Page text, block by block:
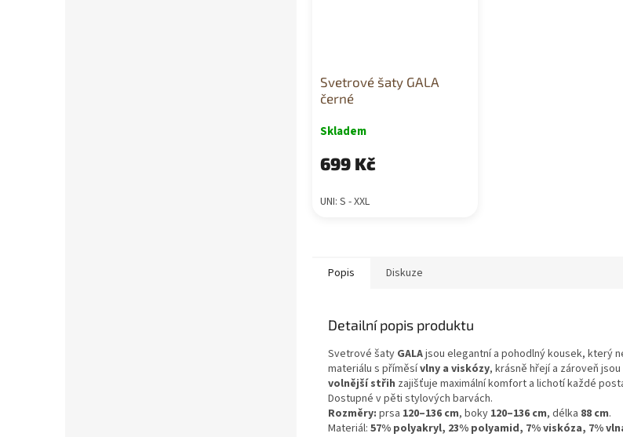
Svetrové šaty GALA
černé
Skladem
699 Kč
UNI: S - XXL
Popis Diskuze
Detailní popis produktu
Svetrové šaty GALAjsou elegantní a pohodlný kousek, který
materiálu s příměsívlny a viskózy, krásně hřejí a zároveň
volnější střih zajišťuje maximální komfort a lichotí každé
Dostupné v pěti stylových barvách.
Rozměry: prsa 120–136 cm, boky 120–136 cm, délka 88 cm.
Materiál: 57% polyakryl, 23% polyamid, 7% viskóza, 7%